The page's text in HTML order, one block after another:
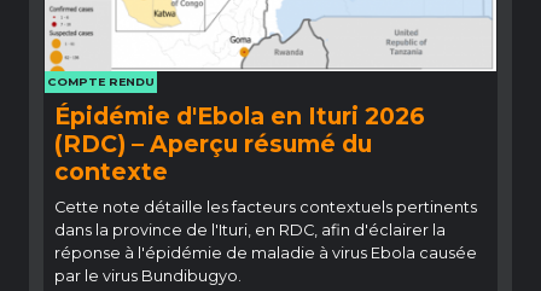
COMPTE RENDU
Épidémie d'Ebola en Ituri 2026
(RDC) – Aperçu résumé du
contexte
Cette note détaille les facteurs contextuels pertinents
dans la province de l'Ituri, en RDC, afin d'éclairer la
réponse à l'épidémie de maladie à virus Ebola causée
par le virus Bundibugyo.